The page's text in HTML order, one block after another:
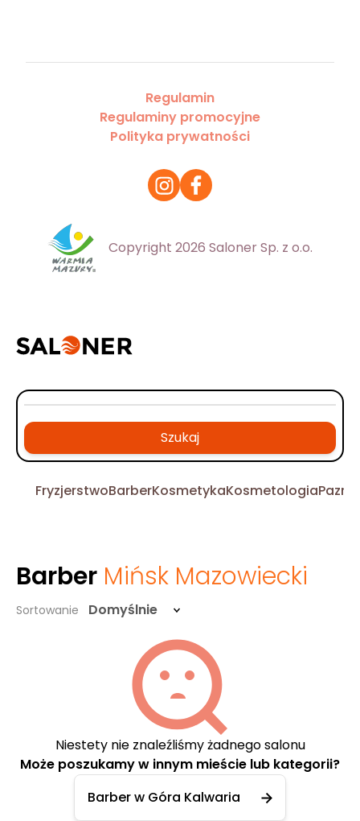
Regulamin
Regulaminy promocyjne
Polityka prywatności
Copyright 2026 Saloner Sp. z o.o.
Szukaj
FryzjerstwoBarberKosmetykaKosmetologia
Barber Mińsk Mazowiecki
Sortowanie Domyślnie
Niestety nie znaleźliśmy żadnego salonu
Może poszukamy w innym mieście lub kategorii?
Barber w Góra Kalwaria